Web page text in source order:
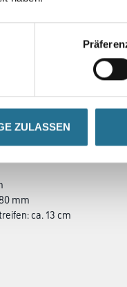
ZULASSEN
ZUSATZINFOS
mm
ca. 13 cm